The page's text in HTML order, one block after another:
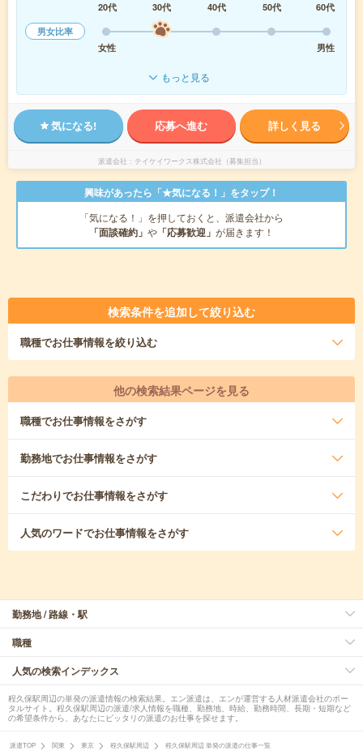
20代
30代 40代 50代
60代
男女比率
女性
男性
もっと見る
気になる! 応募へ進む 詳しく見る
派遣会社 テイケイワークス株式会社（募集担当）
興味があったら「★気になる！」をタップ！
「気になる！」を押しておくと、派遣会社から
「面談確約」 や 「応募歓迎」 が届きます！
検索条件を追加して絞り込む
職種でお仕事情報を絞り込む
他の検索結果ページを見る
職種でお仕事情報をさがす
勤務地でお仕事情報をさがす
こだわりでお仕事情報をさがす
人気のワードでお仕事情報をさがす
勤務地 / 路線・駅
職種
人気の検索インデックス
程久保駅周辺の単発の派遣情報の検索結果。エン派遣は、エンが運営する人材派遣会社のポー
タルサイト。程久保駅周辺の派遣/求人情報を職種、勤務地、時給、勤務時間、長期・短期など
の希望条件から、あなたにピッタリの派遣のお仕事を探せます。
派遣TOP 関東 東京 程久保駅周辺 程久保駅周辺 単発の派遣の仕事一覧